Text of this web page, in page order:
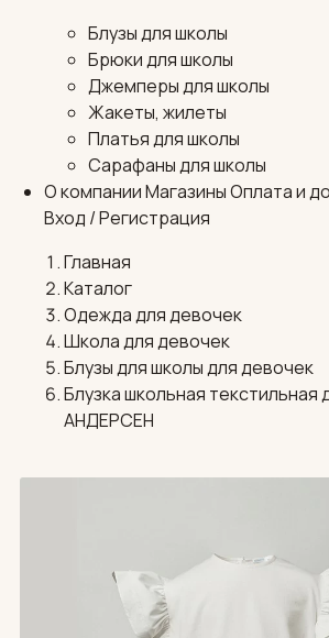
Блузы для школы
Брюки для школы
Джемперы для школы
Жакеты, жилеты
Платья для школы
Сарафаны для школы
О компанииМагазиныОплата и
Вход / Регистрация
Главная
Каталог
Одежда для девочек
Школа для девочек
Блузы для школы для девочек
Блузка школьная текстильная
АНДЕРСЕН